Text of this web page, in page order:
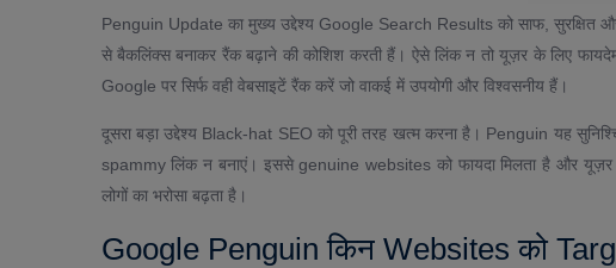
Penguin Update का मुख्य उद्देश्य Google Search Results को साफ, सुरक्षित और
से बैकलिंक्स बनाकर रैंक बढ़ाने की कोशिश करती हैं। ऐसे लिंक न तो यूज़र के लिए
Google पर सिर्फ वही वेबसाइटें रैंक करें जो वाकई में उपयोगी और विश्वसनीय हैं।
दूसरा बड़ा उद्देश्य Black-hat SEO को पूरी तरह खत्म करना है। Penguin यह
spammy लिंक न बनाएं। इससे genuine websites को फायदा मिलता है और
लोगों का भरोसा बढ़ता है।
Google Penguin किन Websites को